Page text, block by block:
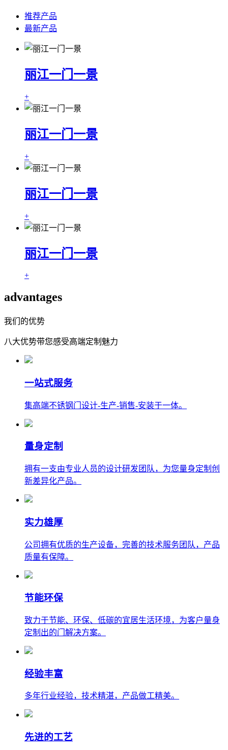
推荐产品
最新产品
丽江一门一景
+
丽江一门一景
+
丽江一门一景
+
丽江一门一景
+
advantages
我们的优势
八大优势带您感受高端定制魅力
一站式服务
集高端不锈钢门设计-生产-销售-安装于一体。
量身定制
拥有一支由专业人员的设计研发团队，为您量身定制创
新差异化产品。
实力雄厚
公司拥有优质的生产设备，完善的技术服务团队，产品
质量有保障。
节能环保
致力于节能、环保、低碳的宜居生活环境，为客户量身
定制出的门解决方案。
经验丰富
多年行业经验，技术精湛，产品做工精美。
先进的工艺